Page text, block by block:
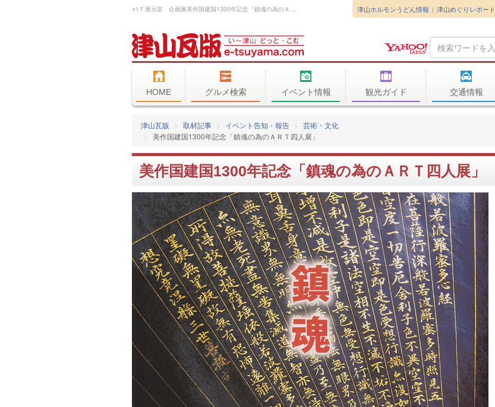
○1Ｆ展示室 企画展美作国建国1300年記念「鎮魂の為のＡＲＴ四人展」（赤枝佳... 津山ホルモンうどん情報 津山めぐりレポート
Search
Query
HOME グルメ検索 イベント情報 観光ガイド 交通情報
津山瓦版 取材記事 イベント告知・報告
芸術・文化
美作国建国1300年記念「鎮魂の為のＡＲＴ四人展」
美作国建国1300年記念「鎮魂の為のＡＲＴ四人展」